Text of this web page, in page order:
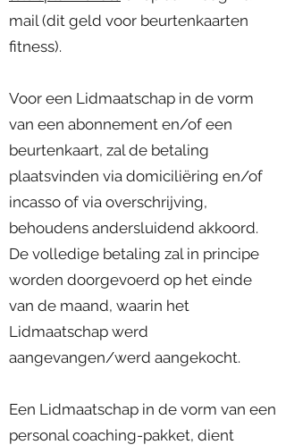
mail (dit geld voor beurtenkaarten
fitness).
Voor een Lidmaatschap in de vorm
van een abonnement en/of een
beurtenkaart, zal de betaling
plaatsvinden via domiciliëring en/of
incasso of via overschrijving,
behoudens andersluidend akkoord.
De volledige betaling zal in principe
worden doorgevoerd op het einde
van de maand, waarin het
Lidmaatschap werd
aangevangen/werd aangekocht.
Een Lidmaatschap in de vorm van een
personal coaching-pakket, dient